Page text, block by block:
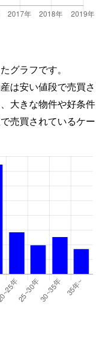
グラフです。
は安い値段で売買さ
大きな物件や好条件
売買されているケー